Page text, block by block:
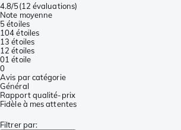
4.8/5(12 évaluations)
Note moyenne
5 étoiles
104 étoiles
13 étoiles
1 2 étoiles
01 étoile
0
Avis par catégorie
Général
Rapport qualité-prix
Fidèle à mes attentes
Filtrer par: